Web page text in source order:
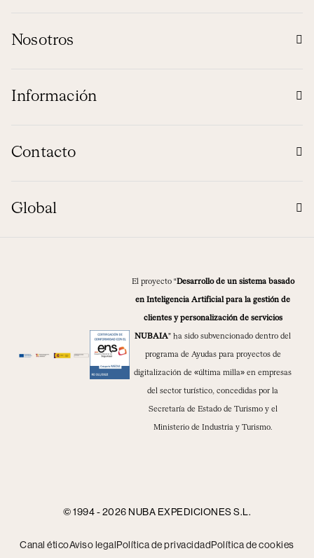
Nosotros
Información
Contacto
Global
El proyecto “Desarrollo de un sistema basado
en Inteligencia Artificial para la gestión de
clientes y personalización de servicios
NUBAIA” ha sido subvencionado dentro del
programa de Ayudas para proyectos de
digitalización de «última milla» en empresas
del sector turístico, concedidas por la
Secretaría de Estado de Turismo y el
Ministerio de Industria y Turismo.
© 1994 - 2026 NUBA EXPEDICIONES S.L.
Canal éticoAviso legal Política de privacidad Política de cookies